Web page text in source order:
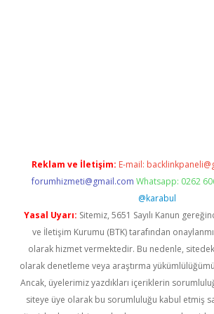
Reklam ve İletişim: E-mail:
forumhizmeti@gmail.com Whatsapp: 0262
@karabul
Yasal Uyarı: Sitemiz, 5651 Sayılı Kanun
ve İletişim Kurumu (BTK) tarafından
olarak hizmet vermektedir. Bu nedenle,
olarak denetleme veya araştırma
Ancak, üyelerimiz yazdıkları içeriklerin
siteye üye olarak bu sorumluluğu kabul etmiş